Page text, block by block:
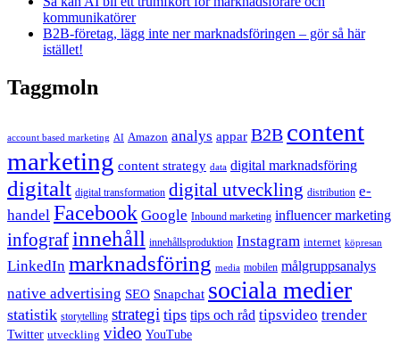
kommunikatörer
B2B-företag, lägg inte ner marknadsföringen – gör så här
istället!
Taggmoln
account based marketing AI Amazon analys appar B2B content
marketing content strategy data digital marknadsföring
digitalt digital transformation digital utveckling distribution e-
handel Facebook Google Inbound marketing influencer marketing
infograf innehåll innehållsproduktion Instagram internet köpresan
LinkedIn marknadsföring media mobilen målgruppsanalys
native advertising SEO Snapchat sociala medier
statistik storytelling strategi tips tips och råd tipsvideo trender
Twitter utveckling video YouTube